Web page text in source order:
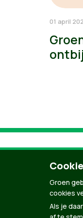
01 april
Groen
cookies
Als je